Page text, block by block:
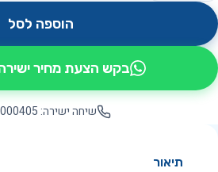
הוספה לסל
בקש הצעת מחיר
שיחה ישירה: 050-9000405
תיאור